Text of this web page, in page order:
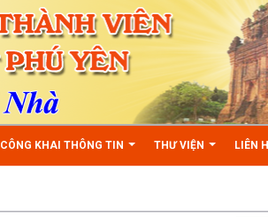
CÔNG KHAI THÔNG TIN THƯ VIỆN LIÊN